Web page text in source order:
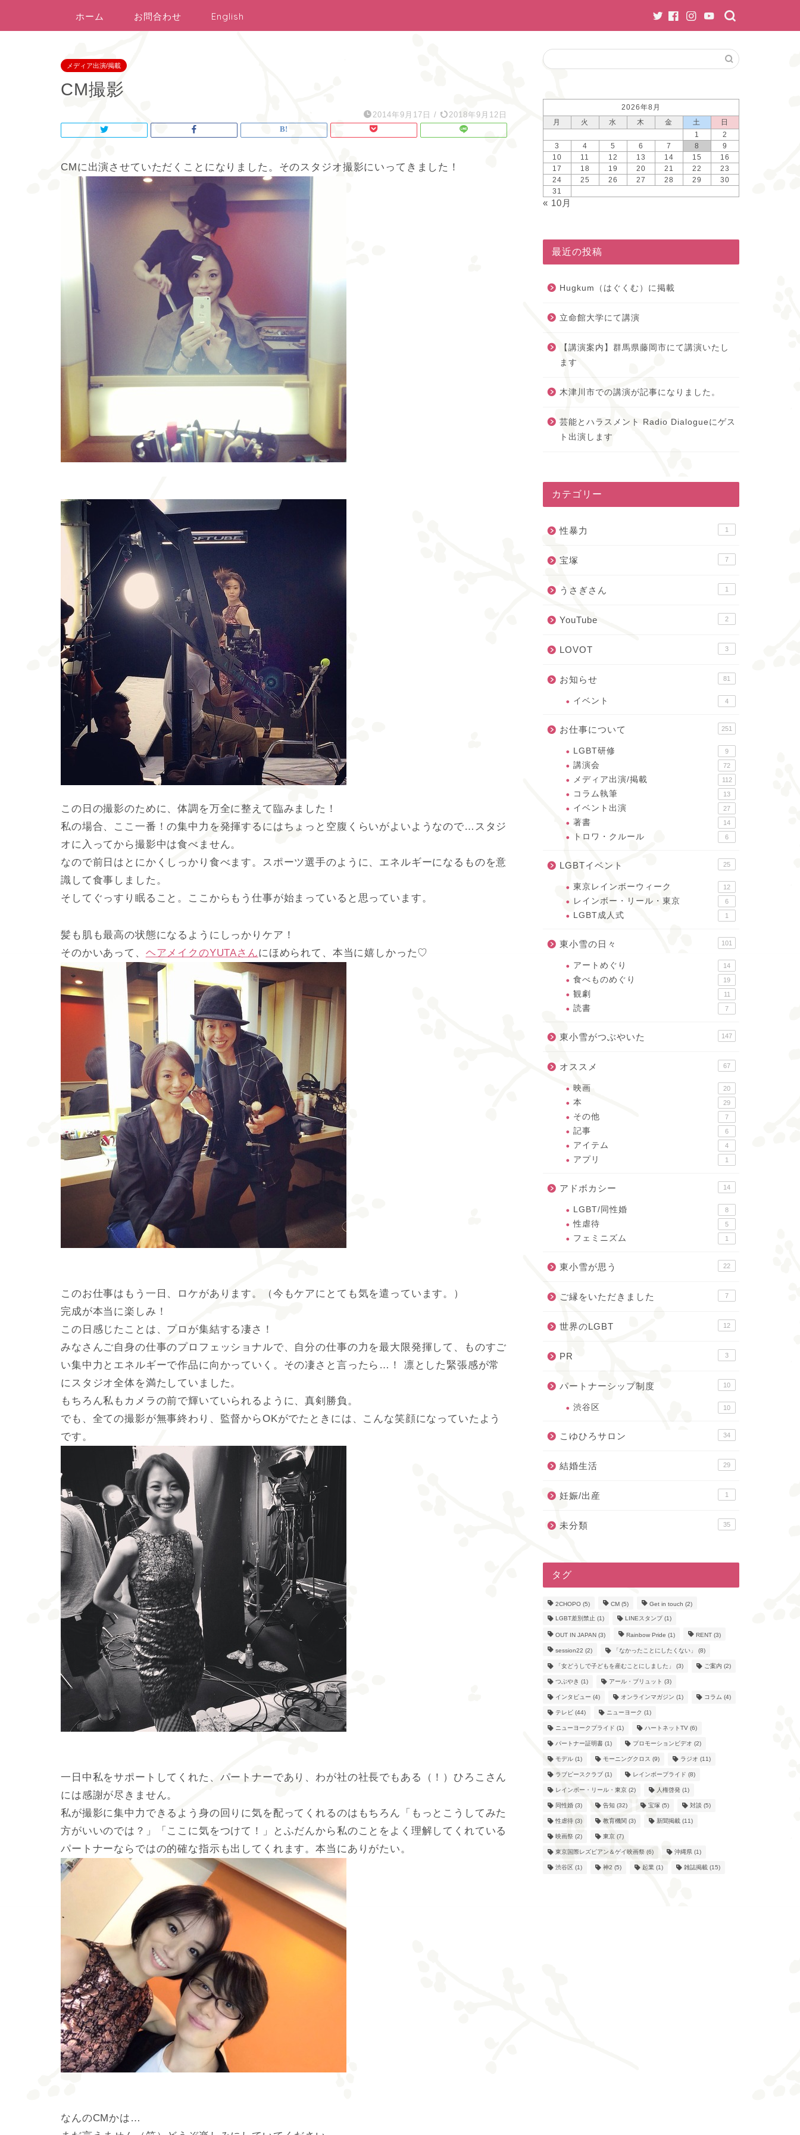
ホーム お問合わせ English
メディア出演/掲載
CM撮影
2014年9月17日 / 2018年9月12日
CMに出演させていただくことになりました。そのスタジオ撮影にいってきました！
この日の撮影のために、体調を万全に整えて臨みました！
私の場合、ここ一番！の集中力を発揮するにはちょっと空腹くらいがよいようなので…スタジ
オに入ってから撮影中は食べません。
なので前日はとにかくしっかり食べます。スポーツ選手のように、エネルギーになるものを意
識して食事しました。
そしてぐっすり眠ること。ここからもう仕事が始まっていると思っています。
髪も肌も最高の状態になるようにしっかりケア！
そのかいあって、 ヘアメイクのYUTAさんにほめられて、本当に嬉しかった♡
このお仕事はもう一日、ロケがあります。（今もケアにとても気を遣っています。）
完成が本当に楽しみ！
この日感じたことは、プロが集結する凄さ！
みなさんご自身の仕事のプロフェッショナルで、自分の仕事の力を最大限発揮して、ものすご
い集中力とエネルギーで作品に向かっていく。その凄さと言ったら…！ 凛とした緊張感が常
にスタジオ全体を満たしていました。
もちろん私もカメラの前で輝いていられるように、真剣勝負。
でも、全ての撮影が無事終わり、監督からOKがでたときには、こんな笑顔になっていたよう
です。
一日中私をサポートしてくれた、パートナーであり、わが社の社長でもある（！）ひろこさん
には感謝が尽きません。
私が撮影に集中力できるよう身の回りに気を配ってくれるのはもちろん「もっとこうしてみた
方がいいのでは？」「ここに気をつけて！」とふだんから私のことをよく理解してくれている
パートナーならではの的確な指示も出してくれます。本当にありがたい。
なんのCMかは…
2026年8月
月
火 水 木 金 土
日
1
2
3
4 5 6 7 8
9
10
11 12 13 14 15
16
17
18 19 20 21 22
23
24
25 26 27 28 29
30
31
« 10月
最近の投稿
Hugkum（はぐくむ）に掲載
立命館大学にて講演
【講演案内】群馬県藤岡市にて講演いたし
ます
木津川市での講演が記事になりました。
芸能とハラスメント Radio Dialogueにゲス
ト出演します
カテゴリー
性暴力 1
宝塚 7
うさぎさん 1
YouTube 2
LOVOT 3
お知らせ 81
イベント 4
お仕事について 251
LGBT研修 9
講演会 72
メディア出演/掲載 112
コラム執筆 13
イベント出演 27
著書 14
トロワ・クルール 6
LGBTイベント 25
東京レインボーウィーク 12
レインボー・リール・東京 6
LGBT成人式 1
東小雪の日々 101
アートめぐり 14
食べものめぐり 19
観劇 11
読書 7
東小雪がつぶやいた 147
オススメ 67
映画 20
本 29
その他 7
記事 6
アイテム 4
アプリ 1
アドボカシー 14
LGBT/同性婚 8
性虐待 5
フェミニズム 1
東小雪が思う 22
ご縁をいただきました 7
世界のLGBT 12
PR 3
パートナーシップ制度 10
渋谷区 10
こゆひろサロン 34
結婚生活 29
妊娠/出産 1
未分類 35
タグ
2CHOPO(5) CM(5) Get in touch (2)
LGBT差別禁止 (1) LINEスタンプ(1)
OUT IN JAPAN(3) Rainbow Pride (1) RENT(3)
session22 (2) 「なかったことにしたくない」 (8)
「女どうしで子どもを産むことにしました」 (3) ご案内 (2)
つぶやき (1) アール・ブリュット (3)
インタビュー (4) オンラインマガジン (1) コラム (4)
テレビ(44) ニューヨーク (1)
ニューヨークプライド (1) ハートネットTV(6)
パートナー証明書(1) プロモーションビデオ (2)
モデル(1) モーニングクロス (9) ラジオ (11)
ラブピースクラブ(1) レインボープライド (8)
レインボー・リール・東京(2) 人権啓発(1)
同性婚(3) 告知 (32) 宝塚 (5) 対談 (5)
性虐待(3) 教育機関 (3) 新聞掲載(11)
映画祭(2) 東京(7)
東京国際レズビアン＆ゲイ映画祭(6) 沖縄県(1)
渋谷区(1) 神2 (5) 起業 (1) 雑誌掲載(15)